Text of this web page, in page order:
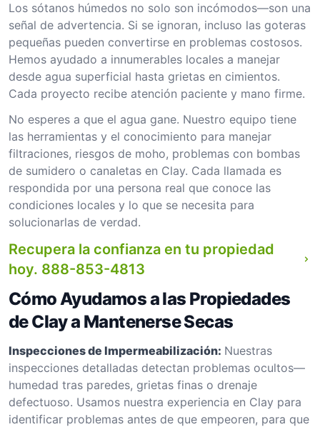
Los sótanos húmedos no solo son incómodos—son una
señal de advertencia. Si se ignoran, incluso las goteras
pequeñas pueden convertirse en problemas costosos.
Hemos ayudado a innumerables locales a manejar
desde agua superficial hasta grietas en cimientos.
Cada proyecto recibe atención paciente y mano firme.
No esperes a que el agua gane. Nuestro equipo tiene
las herramientas y el conocimiento para manejar
filtraciones, riesgos de moho, problemas con bombas
de sumidero o canaletas en Clay. Cada llamada es
respondida por una persona real que conoce las
condiciones locales y lo que se necesita para
solucionarlas de verdad.
Recupera la confianza en tu propiedad
hoy. 888-853-4813
Cómo Ayudamos a las Propiedades
de Clay a Mantenerse Secas
Inspecciones de Impermeabilización: Nuestras
inspecciones detalladas detectan problemas ocultos—
humedad tras paredes, grietas finas o drenaje
defectuoso. Usamos nuestra experiencia en Clay para
identificar problemas antes de que empeoren, para que